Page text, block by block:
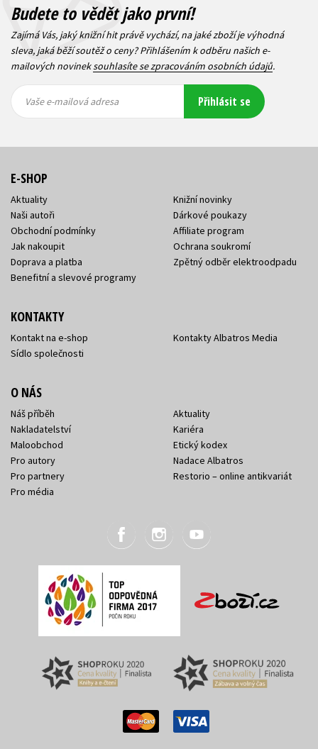
Budete to vědět jako první!
Zajímá Vás, jaký knižní hit právě vychází, na jaké zboží je výhodná
sleva, jaká běží soutěž o ceny? Přihlášením k odběru našich e-
mailových novineksouhlasíte se zpracováním osobních údajů.
mailová
mailová
Vaše e-mailová adresa Přihlásit se
E-SHOP
Aktuality
Naši autoři
Obchodní podmínky
Jak nakoupit
Doprava a platba
Benefitní a slevové programy
Knižní novinky
Dárkové poukazy
Affiliate program
Ochrana soukromí
Zpětný odběr elektroodpadu
KONTAKTY
Kontakt na e-shop
Sídlo společnosti
Kontakty Albatros Media
O NÁS
Náš příběh
Nakladatelství
Maloobchod
Pro autory
Pro partnery
Pro média
Aktuality
Kariéra
Etický kodex
Nadace Albatros
Restorio – online antikvariát